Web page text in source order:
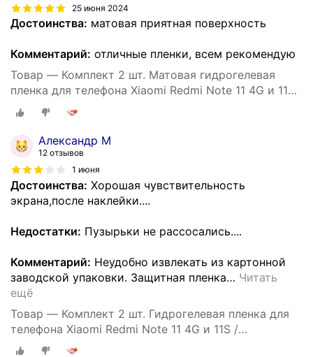
25 июня 2024
Достоинства: матовая приятная поверхность
Комментарий: отличные пленки, всем рекомендую
Товар — Комплект 2 шт. Матовая гидрогелевая
пленка для телефона Xiaomi Redmi Note 11 4G и 11S /
Самовосстанавливающаяся защитная пленка на
смартфон Сяоми Редми Нот 11 4Г и 11С
Александр М
12 отзывов
1 июня
Достоинства: Хорошая чувствительность
экрана,после наклейки....
Недостатки: Пузырьки не рассосались....
Комментарий: Неудобно извлекать из картонной
заводской упаковки. Защитная пленка… Читать
ещё
Товар — Комплект 2 шт. Гидрогелевая пленка для
телефона Xiaomi Redmi Note 11 4G и 11S /
Противоударная защитная пленка на смартфон